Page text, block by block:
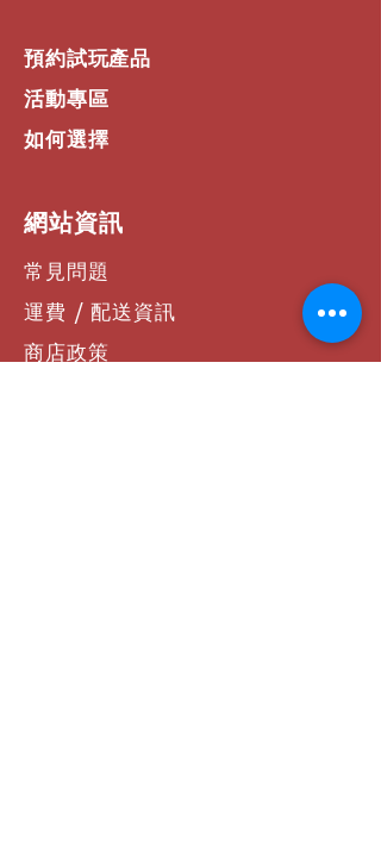
Plantronics Hub 桌面自定義您的耳
機。選擇語言首選項和功能設置，並使
用最新固件使設備保持最新狀態。
Plantronics Manager Pro 提供遠程管
預約試玩產品
活動專區
如何選擇
​網站資訊
常見問題
運費 / 配送資訊
商店政策